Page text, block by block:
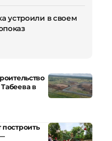
устроили в своем
в